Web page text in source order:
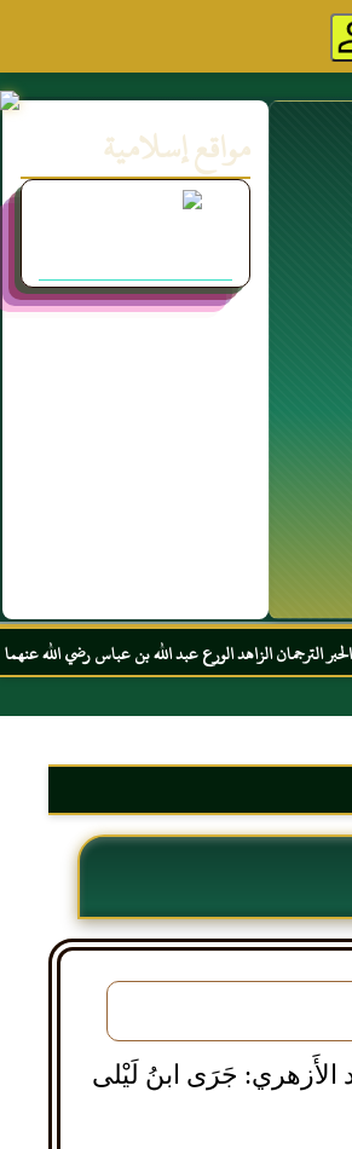
مواقع إسلامية
الورع عبد الله بن عباس رضي الله عنهما
جَرَى ابنُ لَيْلى